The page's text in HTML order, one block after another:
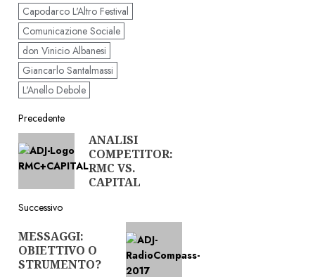
Capodarco L'Altro Festival
Comunicazione Sociale
don Vinicio Albanesi
Giancarlo Santalmassi
L'Anello Debole
Navigazione
articolo
Precedente
Articolo
precedente:
ANALISI
COMPETITOR:
RMC VS.
CAPITAL
Successivo
Articolo
successivo:
MESSAGGI:
OBIETTIVO O
STRUMENTO?